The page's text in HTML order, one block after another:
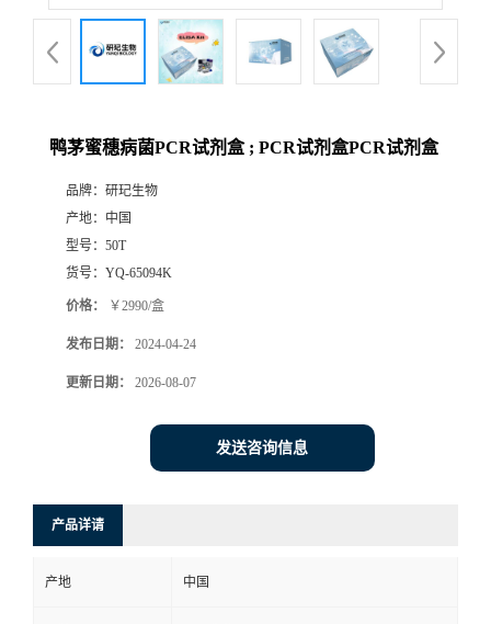
鸭茅蜜穗病菌PCR试剂盒 ; PCR试剂盒PCR试剂盒
品牌： 研玘生物
产地： 中国
型号： 50T
货号： YQ-65094K
价格： ￥2990/盒
发布日期： 2024-04-24
更新日期： 2026-08-07
发送咨询信息
产品详请
产地 中国